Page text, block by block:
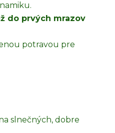
do prvých mrazov
potravou pre
slnečných, dobre